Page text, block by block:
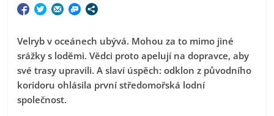
Velryb v oceánech ubývá. Mohou za to mimo jiné
srážky s loděmi. Vědci proto apelují na dopravce, aby
své trasy upravili. A slaví úspěch: odklon z původního
koridoru ohlásila první středomořská lodní
společnost.